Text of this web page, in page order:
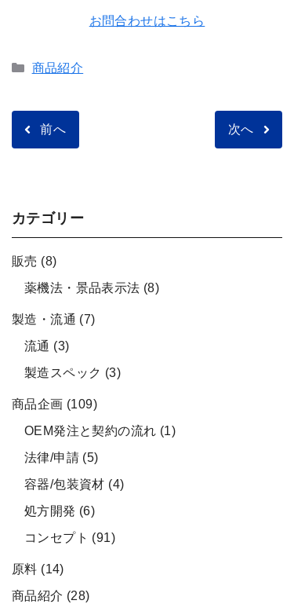
お問合わせはこちら
カ
リ
商品紹介
前へ 次へ
カテゴリー
販売 (8)
薬機法・景品表示法 (8)
製造・流通 (7)
流通 (3)
製造スペック (3)
商品企画 (109)
OEM発注と契約の流れ (1)
法律/申請 (5)
容器/包装資材 (4)
処方開発 (6)
コンセプト (91)
原料 (14)
商品紹介 (28)